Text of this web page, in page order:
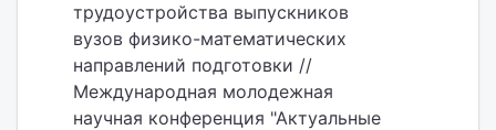
трудоустройства выпускников
вузов физико-математических
направлений подготовки //
Международная молодежная
научная конференция "Актуальные